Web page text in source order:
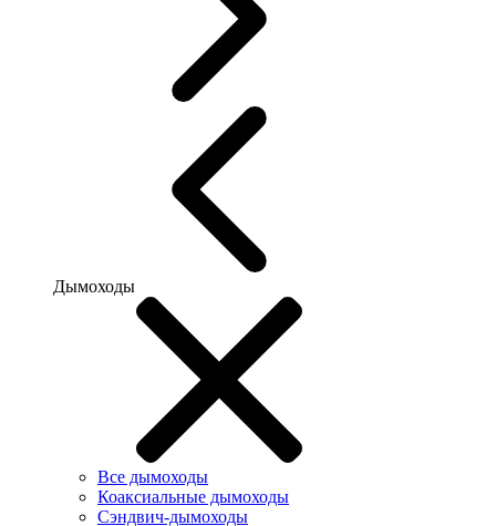
Дымоходы
Все дымоходы
Коаксиальные дымоходы
Сэндвич-дымоходы